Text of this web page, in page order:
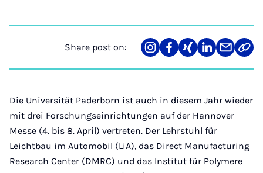
Share post on:
Share
on
Teilen
auf
Teilen
auf
Teilen
auf
Teilen
über
Mail
Link
Die Universität Paderborn ist auch in diesem Jahr wieder
mit drei Forschungseinrichtungen auf der Hannover
Messe (4. bis 8. April) vertreten. Der Lehrstuhl für
Leichtbau im Automobil (LiA), das Direct Manufacturing
Research Center (DMRC) und das Institut für Polymere